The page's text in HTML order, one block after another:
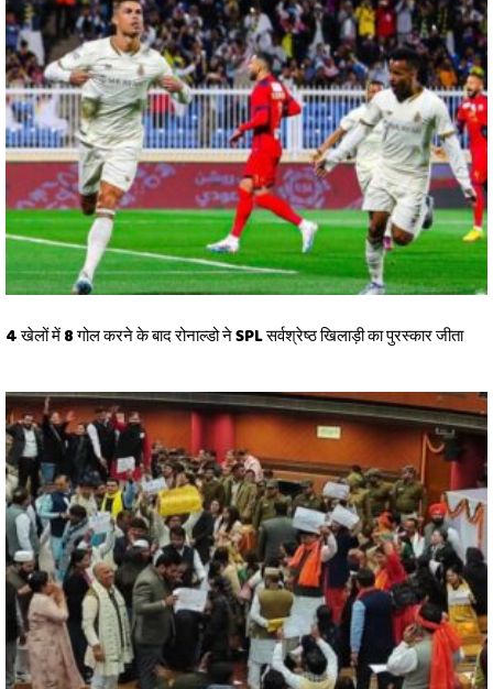
4 खेलों में 8 गोल करने के बाद रोनाल्डो ने SPL सर्वश्रेष्ठ खिलाड़ी का पुरस्कार जीता